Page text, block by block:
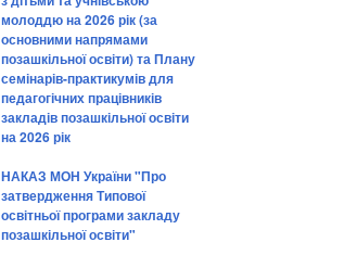
молоддю на 2026 рік (за
основними напрямами
позашкільної освіти) та Плану
семінарів-практикумів для
педагогічних працівників
закладів позашкільної освіти
на 2026 рік
НАКАЗ МОН України "Про
затвердження Типової
освітньої програми закладу
позашкільної освіти"